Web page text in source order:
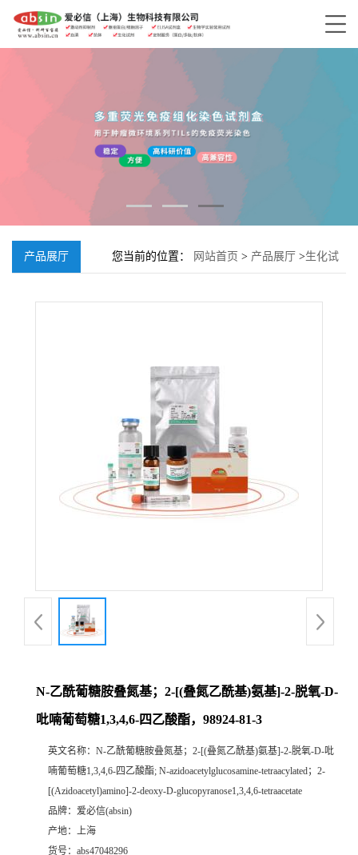
产品展厅 您当前的位置： 网站首页 > 产品展厅 >生化试
N-乙酰葡糖胺叠氮基；2-[(叠氮乙酰基)氨基]-2-脱氧-D-
吡喃葡萄糖1,3,4,6-四乙酸酯，98924-81-3
英文名称： N-乙酰葡糖胺叠氮基；2-[(叠氮乙酰基)氨基]-2-脱氧-D-吡
喃葡萄糖1,3,4,6-四乙酸酯; N-azidoacetylglucosamine-tetraacylated；2-
[(Azidoacetyl)amino]-2-deoxy-D-glucopyranose1,3,4,6-tetraacetate
品牌： 爱必信(absin)
产地： 上海
货号： abs47048296